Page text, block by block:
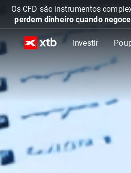
Os CFD são instrumentos
perdem dinheiro quando
Investir